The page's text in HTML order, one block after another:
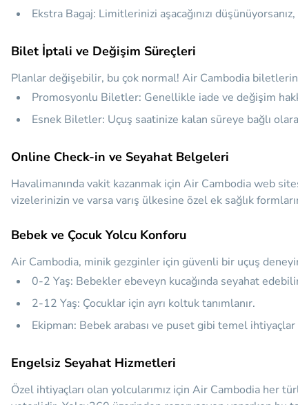
Ekstra Bagaj: Limitlerinizi aşacağınızı
Bilet İptali ve Değişim Süreçleri
Planlar değişebilir, bu çok normal! Air Cambodia
Promosyonlu Biletler: Genellikle iade ve değişim
Esnek Biletler: Uçuş saatinize kalan süreye bağlı
Online Check-in ve Seyahat Belgeleri
Havalimanında vakit kazanmak için Air Cambodia web
vizelerinizin ve varsa varış ülkesine özel ek sağlık
Bebek ve Çocuk Yolcu Konforu
Air Cambodia, minik gezginler için güvenli bir uçuş
0-2 Yaş: Bebekler ebeveyn kucağında seyahat
2-12 Yaş: Çocuklar için ayrı koltuk tanımlanır.
Ekipman: Bebek arabası ve puset gibi temel
Engelsiz Seyahat Hizmetleri
Özel ihtiyaçları olan yolcularımız için Air Cambodia her